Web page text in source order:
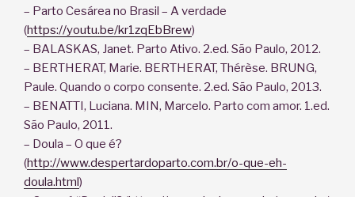
– Parto Cesárea no Brasil – A verdade
(https://youtu.be/kr1zqEbBrew)
– BALASKAS, Janet. Parto Ativo. 2.ed. São Paulo, 2012.
– BERTHERAT, Marie. BERTHERAT, Thérèse. BRUNG,
Paule. Quando o corpo consente. 2.ed. São Paulo, 2013.
– BENATTI, Luciana. MIN, Marcelo. Parto com amor. 1.ed.
São Paulo, 2011.
– Doula – O que é?
(http://www.despertardoparto.com.br/o-que-eh-
doula.html)